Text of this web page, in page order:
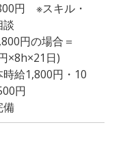
円 ※スキル・
談
円の場合＝
×8h×21日)
給1,800円・10
円
備